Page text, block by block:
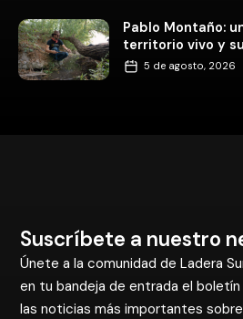
Pablo Montaño:
territorio vivo y
5 de agosto, 2026
Suscríbete a nuestro
Únete a la comunidad de Ladera
en tu bandeja de entrada el boletín
las noticias más importantes